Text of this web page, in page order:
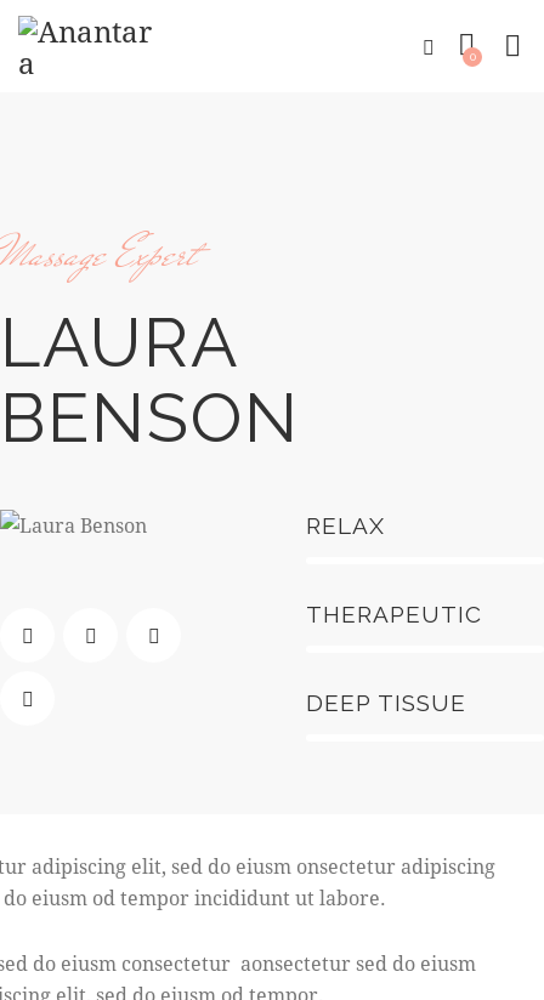
0
Massage Expert
LAURA
BENSON
RELAX
THERAPEUTIC
DEEP TISSUE
adipiscing elit, sed do eiusm onsectetur adipiscing
do eiusm od tempor incididunt ut labore.
do eiusm consectetur aonsectetur sed do eiusm
elit, sed do eiusm od tempor.